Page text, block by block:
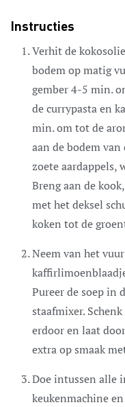
Instructies
Verhit de
bodem op matig
gember 4-5 min.
de currypasta en
min. om tot de
aan de bodem
zoete aardappels,
Breng aan de
met het deksel
koken tot de
Neem van het
Pureer de soep in
staafmixer.
erdoor en laat
extra op smaak
Doe intussen alle
keukenmachine